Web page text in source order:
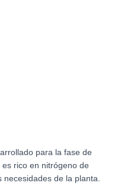
para la fase de
rico en nitrógeno de
de la planta.